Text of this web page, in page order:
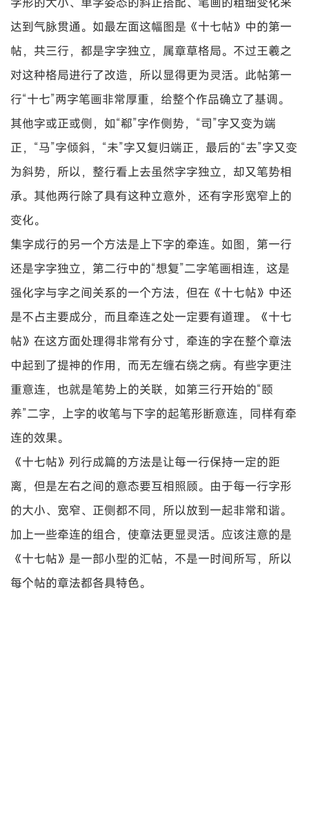
达到气脉贯通。如最左面这幅图是《十七帖》中的第一
帖，共三行，都是字字独立，属章草格局。不过王羲之
对这种格局进行了改造，所以显得更为灵活。此帖第一
行“十七”两字笔画非常厚重，给整个作品确立了基调。
其他字或正或侧，如“郗”字作侧势，“司”字又变为端
正，“马”字倾斜，“未”字又复归端正，最后的“去”字又变
为斜势，所以，整行看上去虽然字字独立，却又笔势相
承。其他两行除了具有这种立意外，还有字形宽窄上的
变化。
集字成行的另一个方法是上下字的牵连。如图，第一行
还是字字独立，第二行中的“想复”二字笔画相连，这是
强化字与字之间关系的一个方法，但在《十七帖》中还
是不占主要成分，而且牵连之处一定要有道理。《十七
帖》在这方面处理得非常有分寸，牵连的字在整个章法
中起到了提神的作用，而无左缠右绕之病。有些字更注
重意连，也就是笔势上的关联，如第三行开始的“颐
养”二字，上字的收笔与下字的起笔形断意连，同样有牵
连的效果。
《十七帖》列行成篇的方法是让每一行保持一定的距
离，但是左右之间的意态要互相照顾。由于每一行字形
的大小、宽窄、正侧都不同，所以放到一起非常和谐。
加上一些牵连的组合，使章法更显灵活。应该注意的是
《十七帖》是一部小型的汇帖，不是一时间所写，所以
每个帖的章法都各具特色。